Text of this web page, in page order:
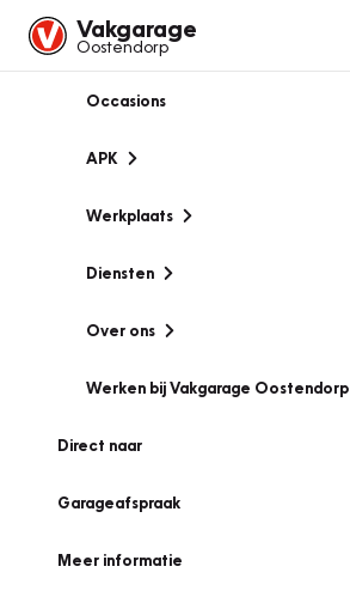
Vakgarage
Oostendorp
Occasions
APK
Werkplaats
Diensten
Over ons
Werken bij Vakgarage Oostendorp
Direct naar
Garageafspraak
Meer informatie